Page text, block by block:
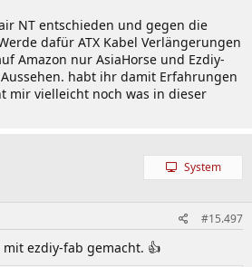
NT entschieden und gegen die
dafür ATX Kabel Verlängerungen
Amazon nur AsiaHorse und Ezdiy-
habt ihr damit Erfahrungen
mir vielleicht noch was in dieser
System
#15.497
ezdiy-fab gemacht. 👍